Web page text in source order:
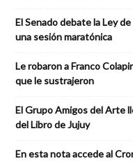
El Senado debate la Ley
una sesión maratónica
Le robaron a Franco
que le sustrajeron
El Grupo Amigos del Arte
del Libro de Jujuy
En esta nota accede al